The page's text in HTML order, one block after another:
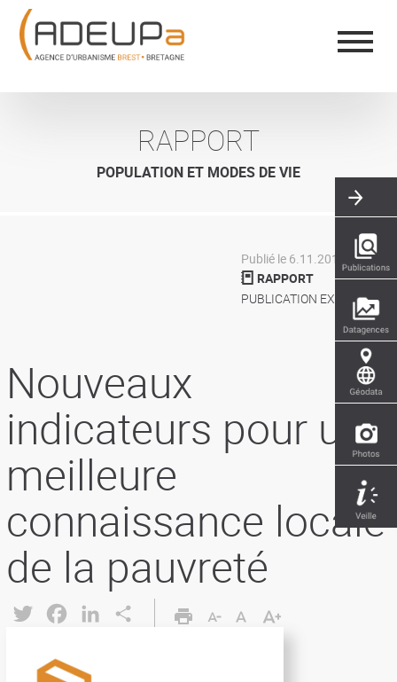
Aller
contenu
principal
RAPPORT
POPULATION ET MODES DE VIE
Publié le 6.11.2016
RAPPORT
PUBLICATION EXTÉRIEURE
Nouveaux
indicateurs pour une
meilleure
connaissance locale
de la pauvreté
Twitter FacebookLinkedIn
Panneau de gestion des cookies